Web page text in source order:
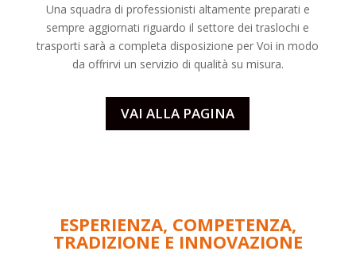
Una squadra di professionisti altamente preparati e
sempre aggiornati riguardo il settore deitraslochi e
trasporti sarà a completa disposizione per Voi in modo
da offrirvi un servizio di qualità su misura.
VAI ALLA PAGINA
ESPERIENZA, COMPETENZA,
TRADIZIONE E INNOVAZIONE